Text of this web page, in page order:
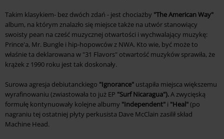
Takim klasykiem- bez dwóch zdań - jest chociażby "The American Way"
album, na którym znalazło się miejsce także na utwór stanowiący
swoisty pean na cześć muzycznej otwartości i wychwalający muzykę:
Prince'a, Mr. Bungle i hip-hopowców z NWA. Kto wie, być może to
właśnie ta deklarowana w "31 Flavors" otwartość muzyków sprawiła, że
krążek z 1990 roku jest tak doskonały.
Surowa agresja debiutanckiego "Ignorance" ustąpiła miejsca większemu
wyrafinowaniu (zwiastowała to już EP "Surf Nicaragua").A zwycięską
formułę kontynuowały kolejne albumy "Independent" i "Heal"(po
nagraniu tej ostatniej płyty perkusista Dave McClain zasilił skład
Machine Head.